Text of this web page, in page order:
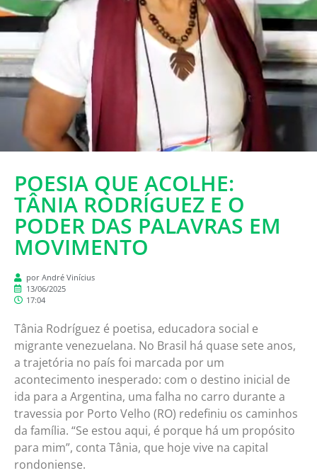
POESIA QUE ACOLHE:
TÂNIA RODRÍGUEZ E O
PODER DAS PALAVRAS EM
MOVIMENTO
por André Vinícius
13/06/2025
17:04
Tânia Rodríguez é poetisa, educadora social e
migrante venezuelana. No Brasil há quase sete anos,
a trajetória no país foi marcada por um
acontecimento inesperado: com o destino inicial de
ida para a Argentina, uma falha no carro durante a
travessia por Porto Velho (RO) redefiniu os caminhos
da família. “Se estou aqui, é porque há um propósito
para mim”, conta Tânia, que hoje vive na capital
rondoniense.